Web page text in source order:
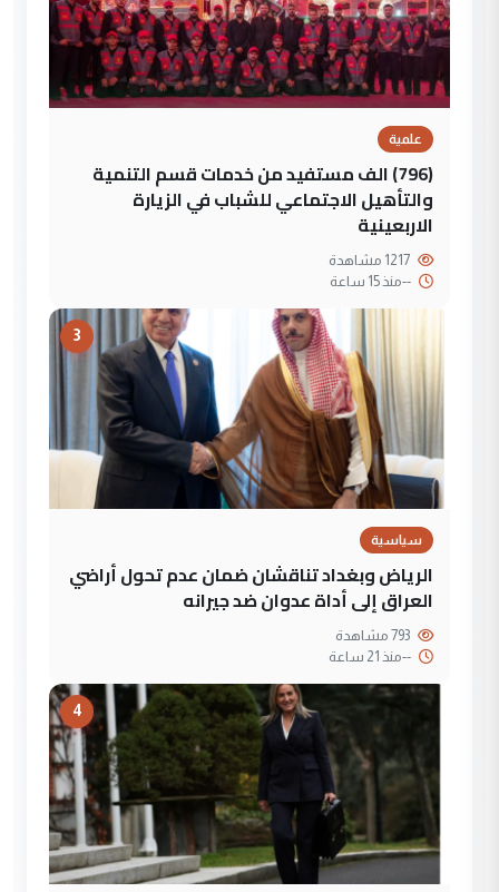
علمية
(796) الف مستفيد من خدمات قسم التنمية
والتأهيل الاجتماعي للشباب في الزيارة
الاربعينية
--منذ 15 ساعة
3
سياسية
الرياض وبغداد تناقشان ضمان عدم تحول أراضي
العراق إلى أداة عدوان ضد جيرانه
--منذ 21 ساعة
4